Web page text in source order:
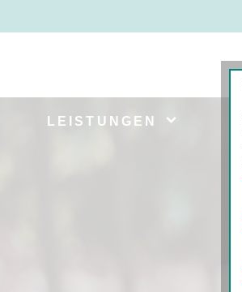
LEISTUNGEN